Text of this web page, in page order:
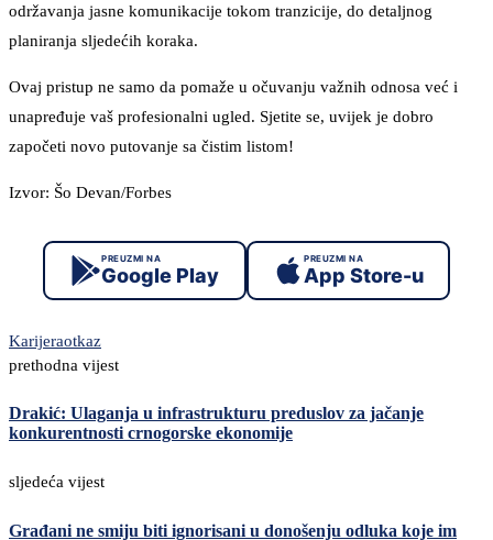
održavanja jasne komunikacije tokom tranzicije, do detaljnog
planiranja sljedećih koraka.
Ovaj pristup ne samo da pomaže u očuvanju važnih odnosa već i
unapređuje vaš profesionalni ugled. Sjetite se, uvijek je dobro
započeti novo putovanje sa čistim listom!
Izvor: Šo Devan/Forbes
PREUZMI NA
Google Play
PREUZMI NA
App Store-u
Karijeraotkaz
prethodna vijest
Drakić: Ulaganja u infrastrukturu preduslov za jačanje
konkurentnosti crnogorske ekonomije
sljedeća vijest
Građani ne smiju biti ignorisani u donošenju odluka koje im